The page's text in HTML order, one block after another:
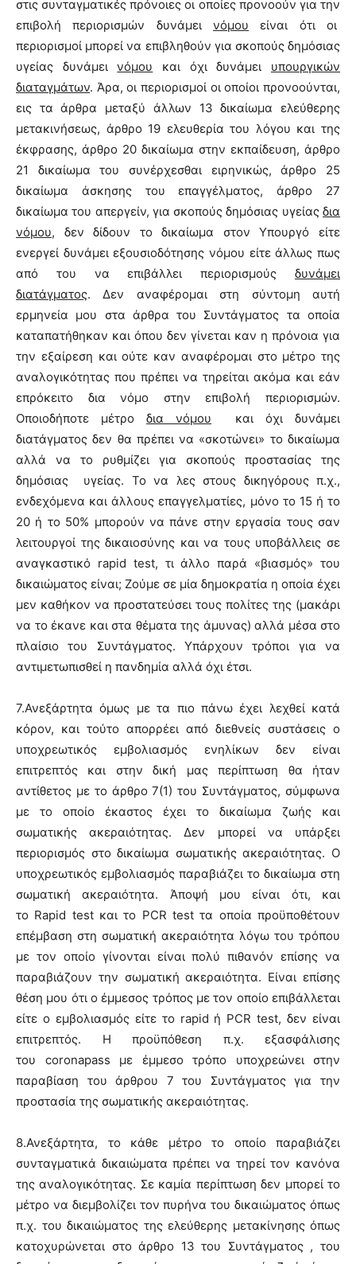
στις συνταγματικές πρόνοιες οι οποίες προνοούν για την
επιβολή περιορισμών δυνάμει νόμου είναι ότι οι
περιορισμοί μπορεί να επιβληθούν για σκοπούς δημόσιας
υγείας δυνάμεινόμου και όχι δυνάμει υπουργικών
διαταγμάτων. Άρα, οι περιορισμοί οι οποίοι προνοούνται,
εις τα άρθρα μεταξύ άλλων 13 δικαίωμα ελεύθερης
μετακινήσεως, άρθρο 19 ελευθερία του λόγου και της
έκφρασης, άρθρο 20 δικαίωμα στην εκπαίδευση, άρθρο
21 δικαίωμα του συνέρχεσθαι ειρηνικώς, άρθρο 25
δικαίωμα άσκησης του επαγγέλματος, άρθρο 27
δικαίωμα του απεργείν, για σκοπούς δημόσιας υγείας δια
νόμου, δεν δίδουν το δικαίωμα στον Υπουργό είτε
ενεργεί δυνάμει εξουσιοδότησης νόμου είτε άλλως πως
από του να επιβάλλει περιορισμούς δυνάμει
διατάγματος. Δεν αναφέρομαι στη σύντομη αυτή
ερμηνεία μου στα άρθρα του Συντάγματος τα οποία
καταπατήθηκαν και όπου δεν γίνεται καν η πρόνοια για
την εξαίρεση και ούτε καν αναφέρομαι στο μέτρο της
αναλογικότητας που πρέπει να τηρείται ακόμα και εάν
επρόκειτο δια νόμο στην επιβολή περιορισμών.
Οποιοδήποτε μέτρο δια νόμου και όχι δυνάμει
διατάγματος δεν θα πρέπει να «σκοτώνει» το δικαίωμα
αλλά να το ρυθμίζει για σκοπούς προστασίας της
δημόσιας υγείας. Το να λες στους δικηγόρουςπ.χ.,
ενδεχόμενα και άλλους επαγγελματίες, μόνο το 15 ή το
20 ή το 50% μπορούν να πάνε στην εργασία τους σαν
λειτουργοί της δικαιοσύνης και να τους υποβάλλεις σε
αναγκαστικό rapid test, τι άλλο παρά «βιασμός» του
δικαιώματος είναι; Ζούμε σε μία δημοκρατία η οποία έχει
μεν καθήκον να προστατεύσει τους πολίτες της (μακάρι
να το έκανε και στα θέματα της άμυνας) αλλά μέσα στο
πλαίσιο του Συντάγματος. Υπάρχουν τρόποι για να
αντιμετωπισθεί η πανδημία αλλά όχι έτσι.
7.Ανεξάρτητα όμως με τα πιο πάνω έχει λεχθεί κατά
κόρον, και τούτο απορρέει από διεθνείς συστάσεις ο
υποχρεωτικός εμβολιασμός ενηλίκων δεν είναι
επιτρεπτός και στην δική μας περίπτωση θα ήταν
αντίθετος με το άρθρο 7(1) του Συντάγματος, σύμφωνα
με το οποίο έκαστος έχει το δικαίωμα ζωής και
σωματικής ακεραιότητας. Δεν μπορεί να υπάρξει
περιορισμός στο δικαίωμα σωματικής ακεραιότητας. Ο
υποχρεωτικός εμβολιασμός παραβιάζει το δικαίωμα στη
σωματική ακεραιότητα. Άποψή μου είναι ότι, και
το Rapid testκαι το PCR test τα οποία προϋποθέτουν
επέμβαση στη σωματική ακεραιότητα λόγω του τρόπου
με τον οποίο γίνονται είναι πολύ πιθανόν επίσης να
παραβιάζουν την σωματική ακεραιότητα. Είναι επίσης
θέση μου ότι ο έμμεσος τρόπος με τον οποίο επιβάλλεται
είτε ο εμβολιασμός είτε το rapid ή PCR test, δεν είναι
επιτρεπτός. Η προϋπόθεση π.χ. εξασφάλισης
του coronapass με έμμεσο τρόπο υποχρεώνει στην
παραβίαση του άρθρου 7 του Συντάγματος για την
προστασία της σωματικής ακεραιότητας.
8.Ανεξάρτητα, το κάθε μέτρο το οποίο παραβιάζει
συνταγματικά δικαιώματα πρέπει να τηρεί τον κανόνα
της αναλογικότητας. Σε καμία περίπτωση δεν μπορεί το
μέτρο να διεμβολίζει τον πυρήνα του δικαιώματος όπως
π.χ. του δικαιώματος της ελεύθερης μετακίνησης όπως
κατοχυρώνεται στο άρθρο 13 του Συντάγματος , του